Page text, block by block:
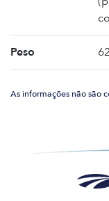
Peso
As informações não são